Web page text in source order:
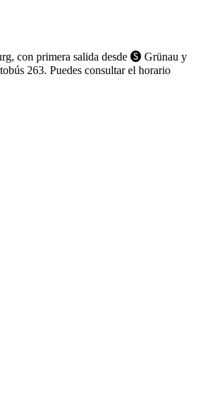
con primera salida desde 🅢 Grünau y
263. Puedes consultar el horario